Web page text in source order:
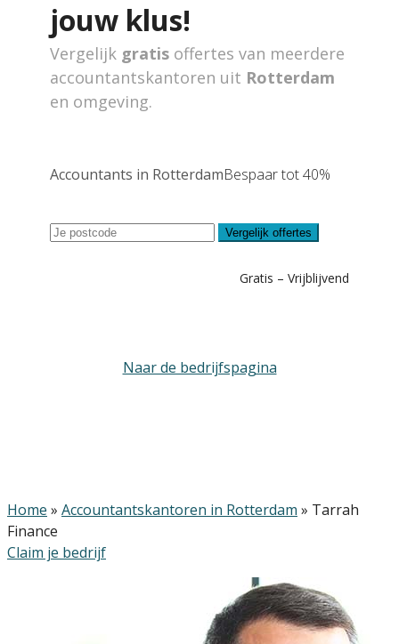
jouw klus!
Vergelijk gratis offertes van meerdere
accountantskantoren uit Rotterdam
en omgeving.
Accountants in RotterdamBespaar tot 40%
Vergelijk offertes
Gratis – Vrijblijvend
Naar de bedrijfspagina
Home » Accountantskantoren in Rotterdam » Tarrah
Finance
Claim je bedrijf